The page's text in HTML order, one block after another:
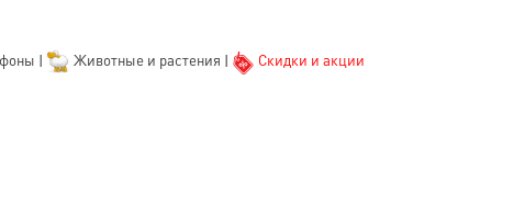
| Животные и растения | Скидки и акции